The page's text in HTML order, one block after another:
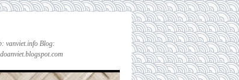
vanviet.info Blog: